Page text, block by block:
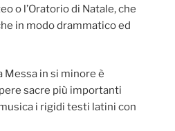
o l’Oratorio di Natale, che
in modo drammatico ed
in si minore è
sacre più importanti
i rigidi testi latini con